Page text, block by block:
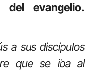
del evangelio.
a sus discípulos
que se iba al